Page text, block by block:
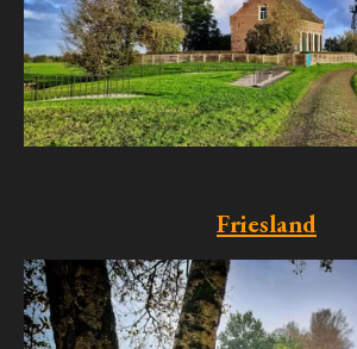
Friesland